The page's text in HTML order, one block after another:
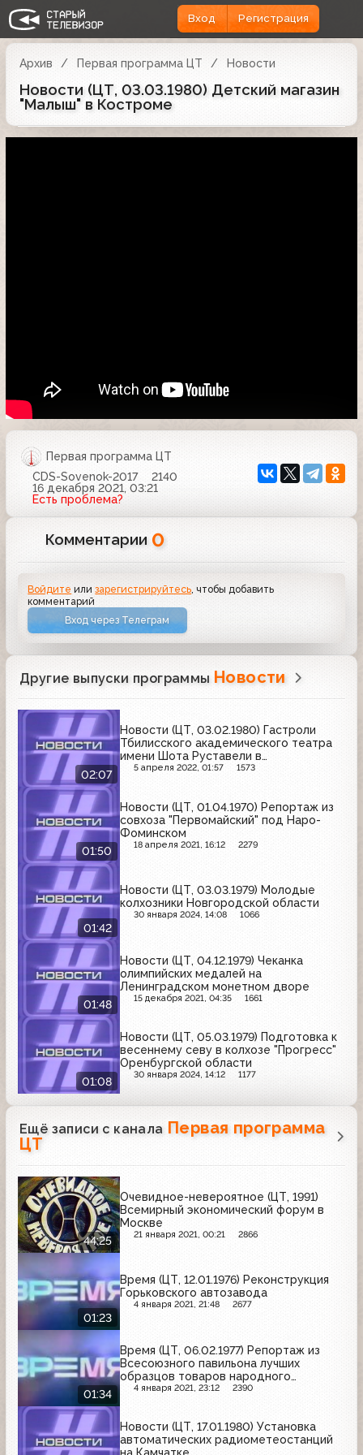
Вход Регистрация
Архив Первая программа ЦТ Новости
Новости (ЦТ, 03.03.1980) Детский магазин
"Малыш" в Костроме
Первая программа ЦТ
CDS-Sovenok-2017
2140
16 декабря 2021, 03:21
Есть проблема?
Комментарии 0
Войдите илизарегистрируйтесь , чтобы добавить
комментарий
Вход через Телеграм
Другие выпуски программы Новости
02:07
Новости (ЦТ, 03.02.1980) Гастроли
Тбилисского академического театра
имени Шота Руставели в
Великобритании.
5 апреля 2022, 01:57 1573
01:50
Новости (ЦТ, 01.04.1970) Репортаж из
совхоза "Первомайский" под Наро-
Фоминском
18 апреля 2021, 16:12 2279
01:42
Новости (ЦТ, 03.03.1979) Молодые
колхозники Новгородской области
30 января 2024, 14:08 1066
01:48
Новости (ЦТ, 04.12.1979) Чеканка
олимпийских медалей на
Ленинградском монетном дворе
15 декабря 2021, 04:35 1661
01:08
Новости (ЦТ, 05.03.1979) Подготовка к
весеннему севу в колхозе "Прогресс"
Оренбургской области
30 января 2024, 14:12 1177
Ещё записи с канала Первая программа
ЦТ
44:25
Очевидное-невероятное (ЦТ, 1991)
Всемирный экономический форум в
Москве
21 января 2021, 00:21 2866
01:23
Время (ЦТ, 12.01.1976) Реконструкция
Горьковского автозавода
4 января 2021, 21:48 2677
01:34
Время (ЦТ, 06.02.1977) Репортаж из
Всесоюзного павильона лучших
образцов товаров народного
потребления
4 января 2021, 23:12 2390
Новости (ЦТ, 17.01.1980) Установка
автоматических радиометеостанций